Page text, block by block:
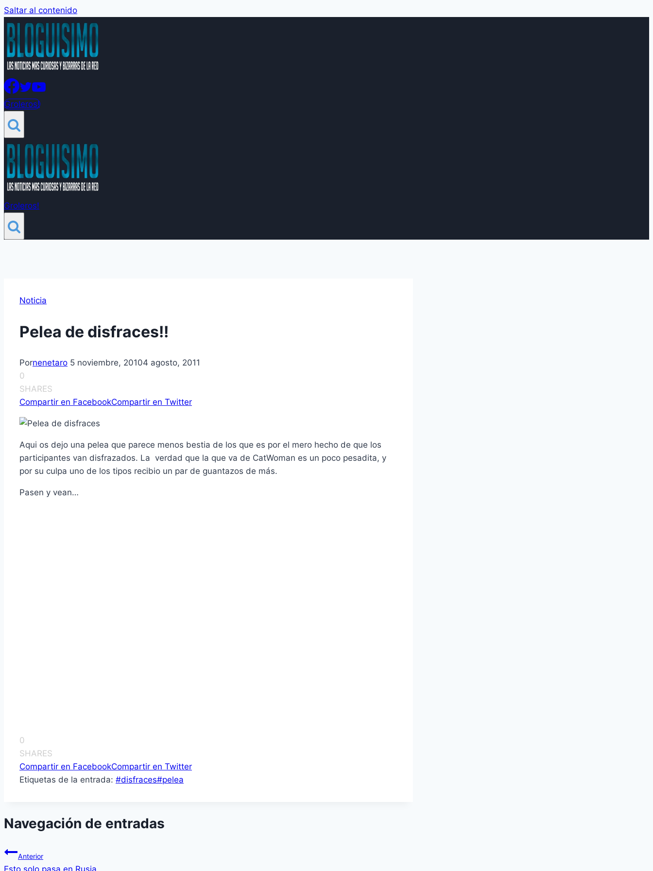
Saltar al contenido
Groleros!
Groleros!
Noticia
Pelea de disfraces!!
Pornenetaro 5 noviembre, 20104 agosto, 2011
0
SHARES
Compartir en FacebookCompartir en Twitter
Aqui os dejo una pelea que parece menos bestia de los que es por el mero hecho de que los
participantes van disfrazados. La verdad que la que va de CatWoman es un poco pesadita, y
por su culpa uno de los tipos recibio un par de guantazos de más.
Pasen y vean…
0
SHARES
Compartir en FacebookCompartir en Twitter
Etiquetas de la entrada: #disfraces#pelea
Navegación de entradas
Anterior
Esto solo pasa en Rusia